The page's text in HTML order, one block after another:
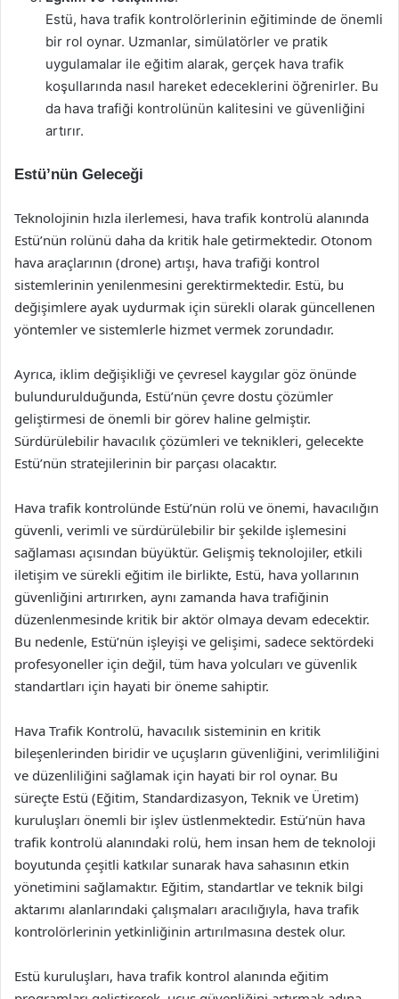
Estü, hava trafik kontrolörlerinin eğitiminde de önemli
bir rol oynar. Uzmanlar, simülatörler ve pratik
uygulamalar ile eğitim alarak, gerçek hava trafik
koşullarında nasıl hareket edeceklerini öğrenirler. Bu
da hava trafiği kontrolünün kalitesini ve güvenliğini
artırır.
Estü’nün Geleceği
Teknolojinin hızla ilerlemesi, hava trafik kontrolü alanında
Estü’nün rolünü daha da kritik hale getirmektedir. Otonom
hava araçlarının (drone) artışı, hava trafiği kontrol
sistemlerinin yenilenmesini gerektirmektedir. Estü, bu
değişimlere ayak uydurmak için sürekli olarak güncellenen
yöntemler ve sistemlerle hizmet vermek zorundadır.
Ayrıca, iklim değişikliği ve çevresel kaygılar göz önünde
bulundurulduğunda, Estü’nün çevre dostu çözümler
geliştirmesi de önemli bir görev haline gelmiştir.
Sürdürülebilir havacılık çözümleri ve teknikleri, gelecekte
Estü’nün stratejilerinin bir parçası olacaktır.
Hava trafik kontrolünde Estü’nün rolü ve önemi, havacılığın
güvenli, verimli ve sürdürülebilir bir şekilde işlemesini
sağlaması açısından büyüktür. Gelişmiş teknolojiler, etkili
iletişim ve sürekli eğitim ile birlikte, Estü, hava yollarının
güvenliğini artırırken, aynı zamanda hava trafiğinin
düzenlenmesinde kritik bir aktör olmaya devam edecektir.
Bu nedenle, Estü’nün işleyişi ve gelişimi, sadece sektördeki
profesyoneller için değil, tüm hava yolcuları ve güvenlik
standartları için hayati bir öneme sahiptir.
Hava Trafik Kontrolü, havacılık sisteminin en kritik
bileşenlerinden biridir ve uçuşların güvenliğini, verimliliğini
ve düzenliliğini sağlamak için hayati bir rol oynar. Bu
süreçte Estü (Eğitim, Standardizasyon, Teknik ve Üretim)
kuruluşları önemli bir işlev üstlenmektedir. Estü’nün hava
trafik kontrolü alanındaki rolü, hem insan hem de teknoloji
boyutunda çeşitli katkılar sunarak hava sahasının etkin
yönetimini sağlamaktır. Eğitim, standartlar ve teknik bilgi
aktarımı alanlarındaki çalışmaları aracılığıyla, hava trafik
kontrolörlerinin yetkinliğinin artırılmasına destek olur.
Estü kuruluşları, hava trafik kontrol alanında eğitim